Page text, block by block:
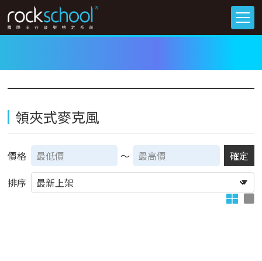
領夾式麥克風
價格 ～
確定
排序